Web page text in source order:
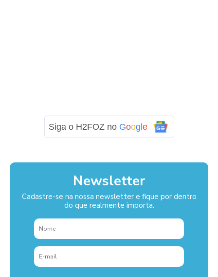
Siga o H2FOZ no Google
Newsletter
Cadastre-se na nossa newsletter e fique por dentro
do que realmente importa.